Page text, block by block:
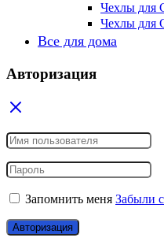
Чехлы для
Чехлы для
Все для дома
Авторизация
Запомнить меня Забыли
Авторизация